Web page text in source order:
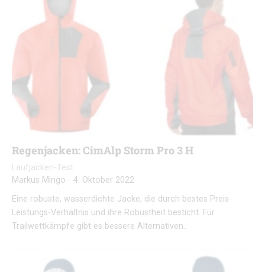
Regenjacken: CimAlp Storm Pro 3 H
Laufjacken-Test
Markus Mingo - 4. Oktober 2022
Eine robuste, wasserdichte Jacke, die durch bestes Preis-
Leistungs-Verhältnis und ihre Robustheit besticht. Für
Trailwettkämpfe gibt es bessere Alternativen..